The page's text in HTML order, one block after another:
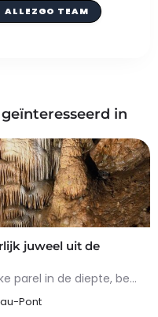
ALLEZGO TEAM
in
juweel uit de
De Comblain-grot, een natuurlijke parel in de diepte, betovert met zijn spectaculaire concreties. Tijdens het…
Pont